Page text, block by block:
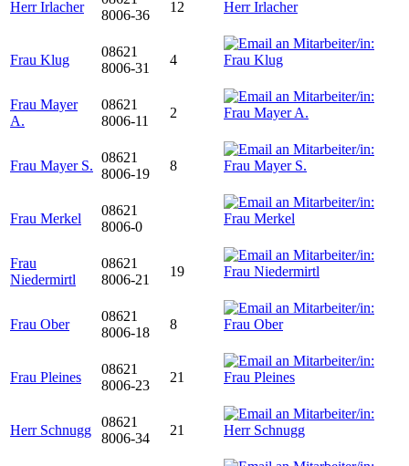
Herr Irlacher
8006-36
12
Frau Klug
08621
8006-31
4
Frau Mayer
A.
08621
8006-11
2
Frau Mayer S.
08621
8006-19
8
Frau Merkel
08621
8006-0
Frau
Niedermirtl
08621
8006-21
19
Frau Ober
08621
8006-18
8
Frau Pleines
08621
8006-23
21
Herr Schnugg
08621
8006-34
21